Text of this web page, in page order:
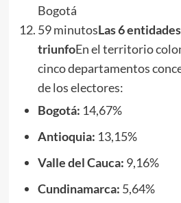
Bogotá
59 minutosLas 6
triunfoEn el territorio
cinco departamentos
de los electores:
Bogotá: 14,67%
Antioquia: 13,15%
Valle del Cauca: 9,16%
Cundinamarca: 5,64%